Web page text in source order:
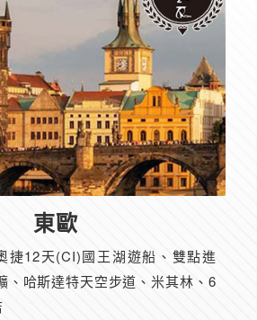
東歐
捷12天(CI)國王湖遊船、雙點進
、哈斯達特天空步道、米其林、6